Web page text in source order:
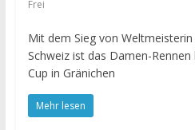
Frei
Mit dem Sieg von
Schweiz ist das Damen-
Cup in Gränichen
Mehr lesen